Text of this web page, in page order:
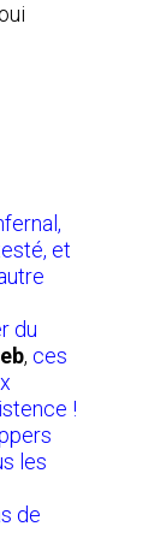
et
du
, ces
!
les
de